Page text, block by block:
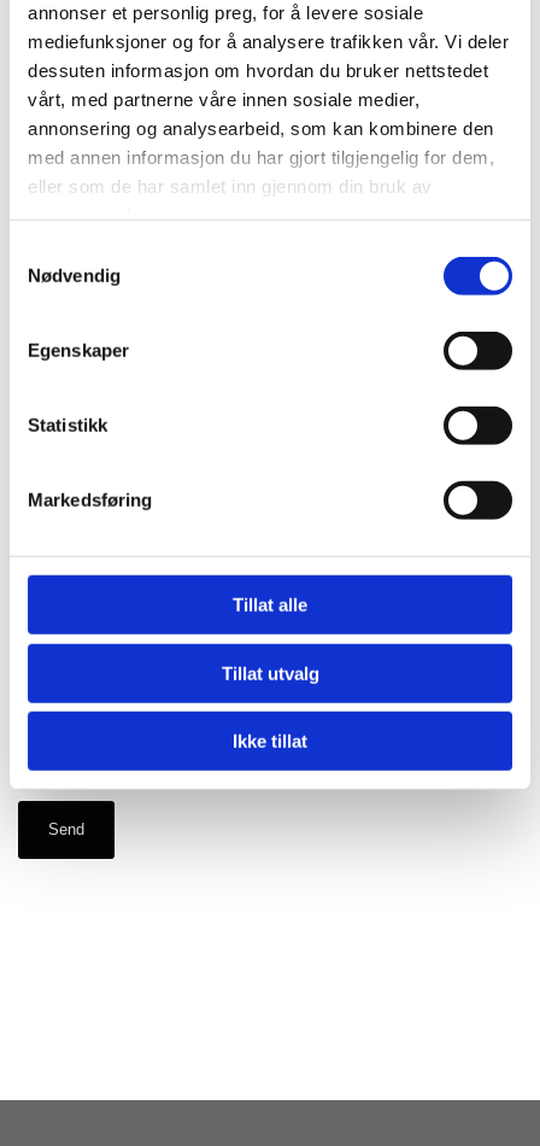
annonser et personlig preg, for å levere sosiale
mediefunksjoner og for å analysere trafikken vår. Vi deler
dessuten informasjon om hvordan du bruker nettstedet
vårt, med partnerne våre innen sosiale medier,
annonsering og analysearbeid, som kan kombinere den
med annen informasjon du har gjort tilgjengelig for dem,
eller som de har samlet inn gjennom din bruk av
Nødvendig
Egenskaper
Statistikk
Markedsføring
Tillat alle
Tillat utvalg
Ikke tillat
Send en melding
Fyll inn skjema så tar vi kontakt med deg så snart som mulig.
Navn*